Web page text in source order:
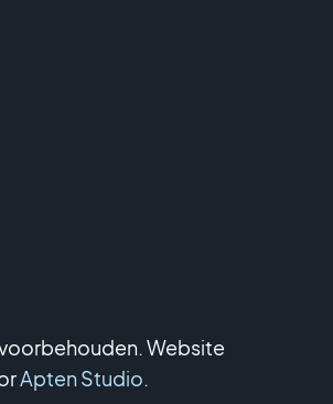
Website
Apten Studio.